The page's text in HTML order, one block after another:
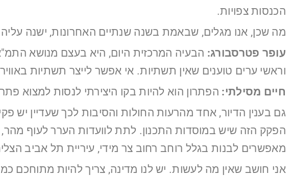
הכנסות צפויות.
מה שכן, אנו מגלים, שבאמת בשנה שנתיים האחרונות, ישנה עליה
עופר פטרסבורג:
וראשי ערים טוענים שאין תשתיות. אי אפשר לייצר תשתיות
חיים מסילתי: הפתרון הוא להיות בקו היצירתי לנסות למצוא
גם בענין הדיור, אחד מהרעות החולות והסיבות לכך שעדיין
הפקק הזה שיש במוסדות התכנון. לתת לוועדות הערר לעוף
מאפשרים לבנות בגלל רוחב רחוב צר מידי, עיריית תל אביב
אני חושב שאין מה לעשות. יש לנו מדינה, צריך להיות מתוחכם